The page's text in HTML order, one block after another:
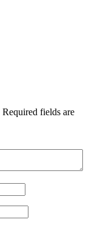
Required fields are